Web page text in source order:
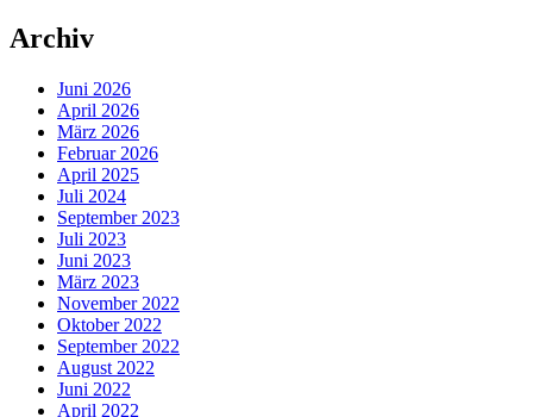
Archiv
Juni 2026
April 2026
März 2026
Februar 2026
April 2025
Juli 2024
September 2023
Juli 2023
Juni 2023
März 2023
November 2022
Oktober 2022
September 2022
August 2022
Juni 2022
April 2022